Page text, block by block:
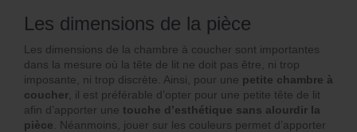
Les dimensions de la pièce
Les dimensions de la chambre à coucher sont importantes
dans la mesure où la tête de lit ne doit pas être, ni trop
imposante, ni trop discrète. Ainsi, pour une petite chambre à
coucher , il est préférable d’opter pour une petite tête de lit
afin d’apporter une touche d’esthétique sans alourdir la
pièce . Néanmoins, jouer sur les couleurs permet d’apporter